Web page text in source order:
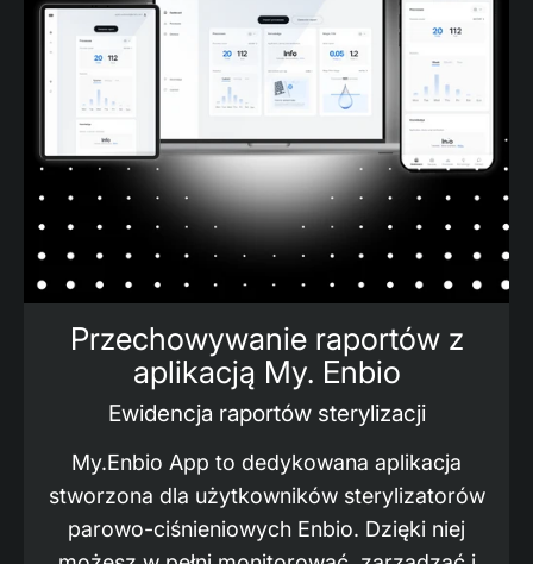
Przechowywanie raportów z
aplikacją My. Enbio
Ewidencja raportów sterylizacji
My.Enbio App to dedykowana aplikacja
stworzona dla użytkowników sterylizatorów
parowo-ciśnieniowych Enbio. Dzięki niej